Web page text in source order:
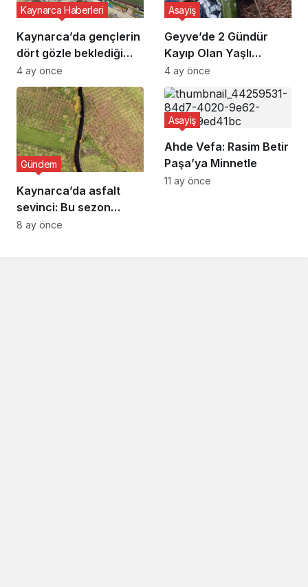
Kaynarca’da gençlerin
dört gözle beklediği
proje adım adım sona
yaklaşıyor
Kaynarca Haberleri
4 ay önce
Geyve’de 2 Gündür
Kayıp Olan Yaşlı
Adamın Cansız Bedeni
Bulundu
Asayiş
4 ay önce
Kaynarca’da asfalt
sevinci: Bu sezon
toplam 31 kilometre yol
Gündem
8 ay önce
Ahde Vefa: Rasim Betir
Paşa’ya Minnetle
Asayiş
11 ay önce